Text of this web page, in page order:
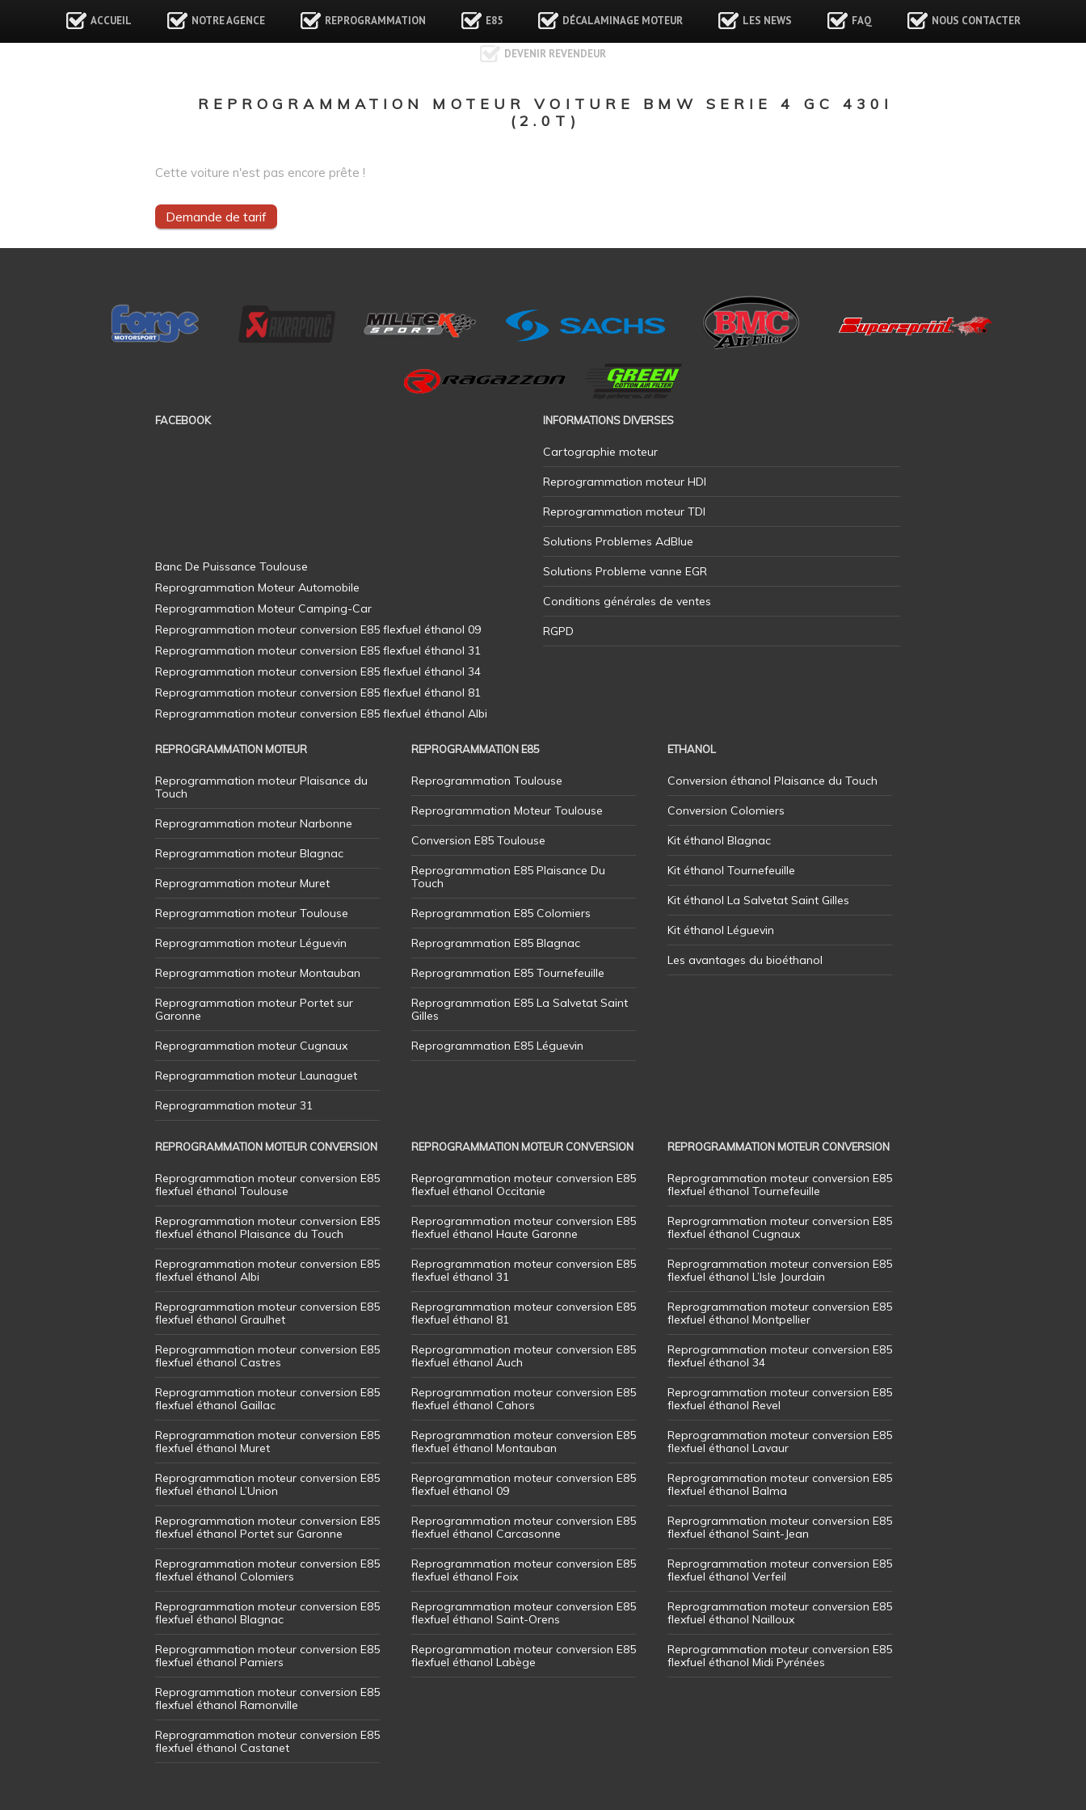
ACCUEIL NOTRE AGENCE REPROGRAMMATION E85 DÉCALAMINAGE MOTEUR LES NEWS FAQ NOUS CONTACTER
DEVENIR REVENDEUR
REPROGRAMMATION MOTEUR VOITURE BMW SERIE 4 GC 430I
(2.0T)
Cette voiture n'est pas encore prête !
Demande de tarif
FACEBOOK INFORMATIONS DIVERSES
Cartographie moteur
Reprogrammation moteur HDI
Reprogrammation moteur TDI
Solutions Problemes AdBlue
Solutions Probleme vanne EGR
Conditions générales de ventes
RGPD
REPROGRAMMATION MOTEUR
Reprogrammation moteur Plaisance du
Touch
Reprogrammation moteur Narbonne
Reprogrammation moteur Blagnac
Reprogrammation moteur Muret
Reprogrammation moteur Toulouse
Reprogrammation moteur Léguevin
Reprogrammation moteur Montauban
Reprogrammation moteur Portet sur
Garonne
Reprogrammation moteur Cugnaux
Reprogrammation moteur Launaguet
Reprogrammation moteur 31
REPROGRAMMATION E85
Reprogrammation Toulouse
Reprogrammation Moteur Toulouse
Conversion E85 Toulouse
Reprogrammation E85 Plaisance Du
Touch
Reprogrammation E85 Colomiers
Reprogrammation E85 Blagnac
Reprogrammation E85 Tournefeuille
Reprogrammation E85 La Salvetat Saint
Gilles
Reprogrammation E85 Léguevin
ETHANOL
Conversion éthanol Plaisance du Touch
Conversion Colomiers
Kit éthanol Blagnac
Kit éthanol Tournefeuille
Kit éthanol La Salvetat Saint Gilles
Kit éthanol Léguevin
Les avantages du bioéthanol
REPROGRAMMATION MOTEUR CONVERSION
Reprogrammation moteur conversion E85
flexfuel éthanol Toulouse
Reprogrammation moteur conversion E85
flexfuel éthanol Plaisance du Touch
Reprogrammation moteur conversion E85
flexfuel éthanol Albi
Reprogrammation moteur conversion E85
flexfuel éthanol Graulhet
Reprogrammation moteur conversion E85
flexfuel éthanol Castres
Reprogrammation moteur conversion E85
flexfuel éthanol Gaillac
Reprogrammation moteur conversion E85
flexfuel éthanol Muret
Reprogrammation moteur conversion E85
flexfuel éthanol L’Union
Reprogrammation moteur conversion E85
flexfuel éthanol Portet sur Garonne
Reprogrammation moteur conversion E85
flexfuel éthanol Colomiers
Reprogrammation moteur conversion E85
flexfuel éthanol Blagnac
Reprogrammation moteur conversion E85
flexfuel éthanol Pamiers
Reprogrammation moteur conversion E85
flexfuel éthanol Ramonville
Reprogrammation moteur conversion E85
flexfuel éthanol Castanet
REPROGRAMMATION MOTEUR CONVERSION
Reprogrammation moteur conversion E85
flexfuel éthanol Occitanie
Reprogrammation moteur conversion E85
flexfuel éthanol Haute Garonne
Reprogrammation moteur conversion E85
flexfuel éthanol 31
Reprogrammation moteur conversion E85
flexfuel éthanol 81
Reprogrammation moteur conversion E85
flexfuel éthanol Auch
Reprogrammation moteur conversion E85
flexfuel éthanol Cahors
Reprogrammation moteur conversion E85
flexfuel éthanol Montauban
Reprogrammation moteur conversion E85
flexfuel éthanol 09
Reprogrammation moteur conversion E85
flexfuel éthanol Carcasonne
Reprogrammation moteur conversion E85
flexfuel éthanol Foix
Reprogrammation moteur conversion E85
flexfuel éthanol Saint-Orens
Reprogrammation moteur conversion E85
flexfuel éthanol Labège
REPROGRAMMATION MOTEUR CONVERSION
Reprogrammation moteur conversion E85
flexfuel éthanol Tournefeuille
Reprogrammation moteur conversion E85
flexfuel éthanol Cugnaux
Reprogrammation moteur conversion E85
flexfuel éthanol L’Isle Jourdain
Reprogrammation moteur conversion E85
flexfuel éthanol Montpellier
Reprogrammation moteur conversion E85
flexfuel éthanol 34
Reprogrammation moteur conversion E85
flexfuel éthanol Revel
Reprogrammation moteur conversion E85
flexfuel éthanol Lavaur
Reprogrammation moteur conversion E85
flexfuel éthanol Balma
Reprogrammation moteur conversion E85
flexfuel éthanol Saint-Jean
Reprogrammation moteur conversion E85
flexfuel éthanol Verfeil
Reprogrammation moteur conversion E85
flexfuel éthanol Nailloux
Reprogrammation moteur conversion E85
flexfuel éthanol Midi Pyrénées
Banc De Puissance Toulouse
Reprogrammation Moteur Automobile
Reprogrammation Moteur Camping-Car
Reprogrammation moteur conversion E85 flexfuel éthanol 09
Reprogrammation moteur conversion E85 flexfuel éthanol 31
Reprogrammation moteur conversion E85 flexfuel éthanol 34
Reprogrammation moteur conversion E85 flexfuel éthanol 81
Reprogrammation moteur conversion E85 flexfuel éthanol Albi